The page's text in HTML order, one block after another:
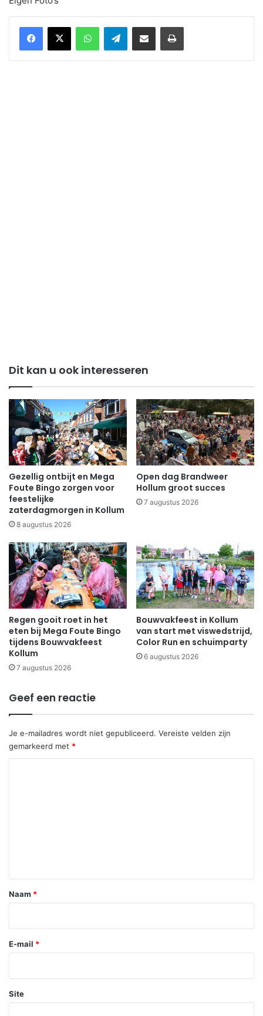
WhatsAppTelegramDelen via Email Print
Dit kan u ook interesseren
Gezellig ontbijt en Mega
Foute Bingo zorgen voor
feestelijke
zaterdagmorgen in Kollum
8 augustus 2026
Open dag Brandweer
Hollum groot succes
7 augustus 2026
Regen gooit roet in het
eten bij Mega Foute Bingo
tijdens Bouwvakfeest
Kollum
7 augustus 2026
Bouwvakfeest in Kollum
van start met viswedstrijd,
Color Run en schuimparty
6 augustus 2026
Geef een reactie
Je e-mailadres wordt niet gepubliceerd. Vereiste velden zijn
gemarkeerd met *
*
Naam *
E-mail *
Site